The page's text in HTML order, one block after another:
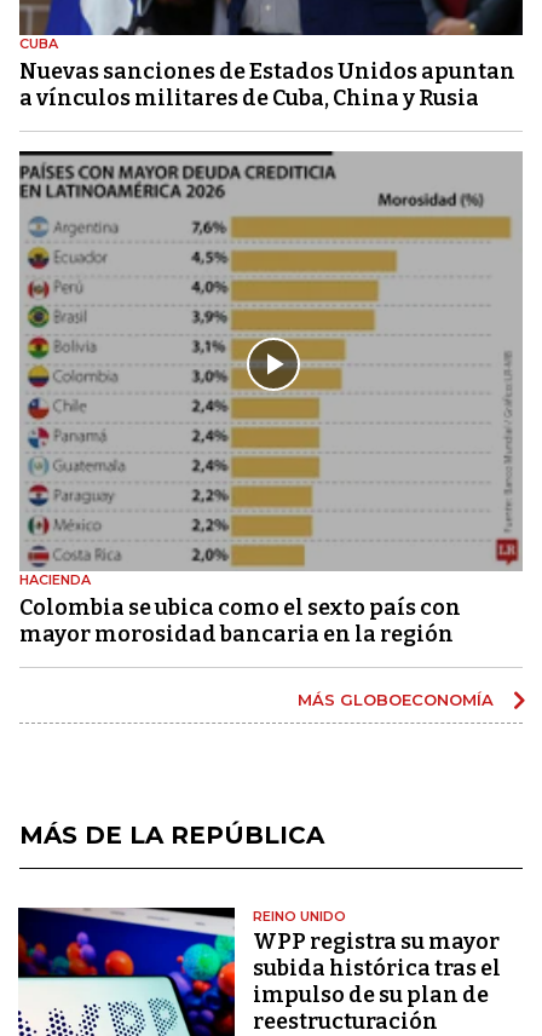
CUBA
Nuevas sanciones de Estados Unidos apuntan
a vínculos militares de Cuba, China y Rusia
HACIENDA
Colombia se ubica como el sexto país con
mayor morosidad bancaria en la región
MÁS GLOBOECONOMÍA
MÁS DE LA REPÚBLICA
REINO UNIDO
WPP registra su mayor
subida histórica tras el
impulso de su plan de
reestructuración